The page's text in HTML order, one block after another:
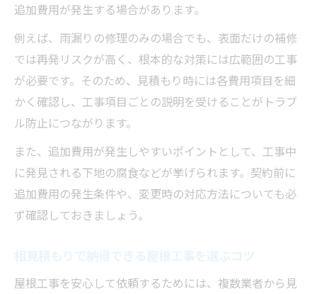
追加費用が発生する場合があります。
例えば、雨漏りの修理のみの場合でも、表面だけの補修
では再発リスクが高く、根本的な対策には広範囲の工事
が必要です。そのため、見積もり時には各費用項目を細
かく確認し、工事項目ごとの説明を受けることがトラブ
ル防止につながります。
また、追加費用が発生しやすいポイントとして、工事中
に発見される下地の腐食などが挙げられます。契約前に
追加費用の発生条件や、変更時の対応方法についても必
ず確認しておきましょう。
屋根工事を安心して依頼するためには、複数業者から見